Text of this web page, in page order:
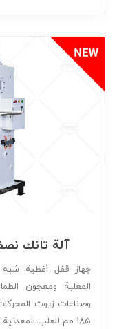
آلة تانك
جهاز قفل أغطية شبه
المعلبة ومعجون
۱۸۵ مم للعلب المعدنية المستديرة بأغطية سهلة...